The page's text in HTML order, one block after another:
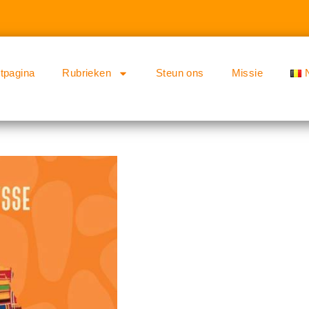
Rubrieken Steun ons Missie